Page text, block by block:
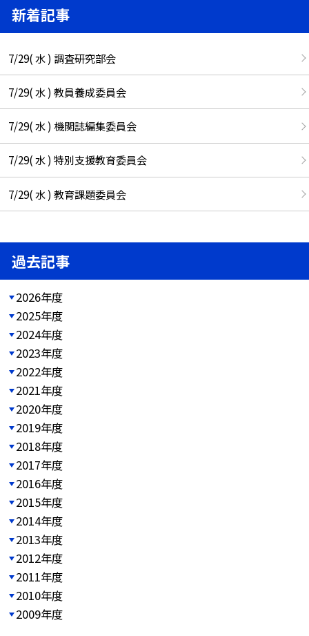
新着記事
7/29( 水 ) 調査研究部会
7/29( 水 ) 教員養成委員会
7/29( 水 ) 機関誌編集委員会
7/29( 水 ) 特別支援教育委員会
7/29( 水 ) 教育課題委員会
過去記事
2026年度
2025年度
2024年度
2023年度
2022年度
2021年度
2020年度
2019年度
2018年度
2017年度
2016年度
2015年度
2014年度
2013年度
2012年度
2011年度
2010年度
2009年度